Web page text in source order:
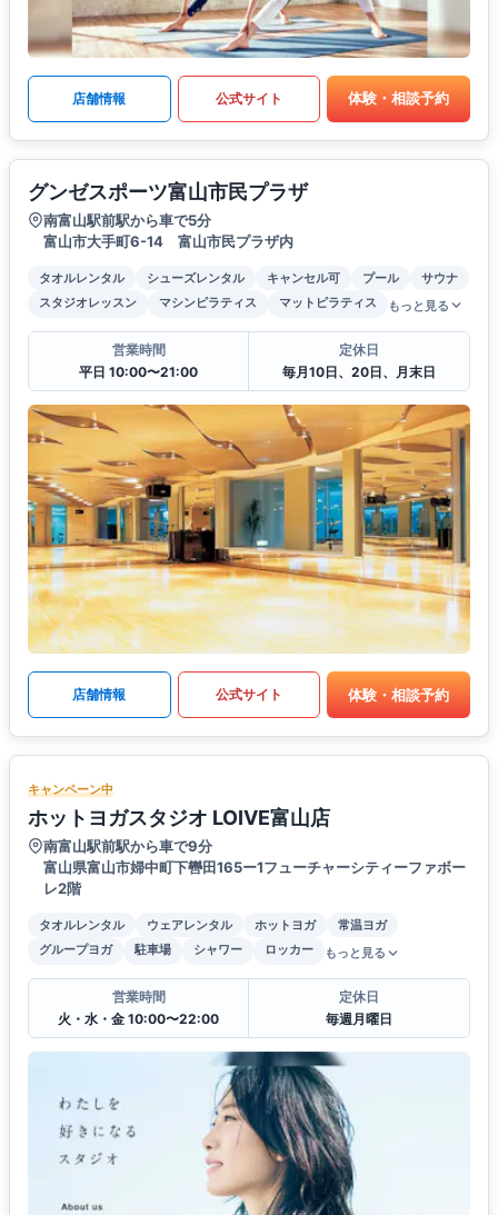
店舗情報 公式サイト 体験・相談予約
グンゼスポーツ富山市民プラザ
南富山駅前駅から車で5分
富山市大手町6-14 富山市民プラザ内
タオルレンタル シューズレンタル キャンセル可 プール
サウナ
スタジオレッスン
マシンピラティス マットピラティス もっと見る
営業時間
平日 10:00〜21:00
定休日
毎月10日、20日、月末日
店舗情報 公式サイト 体験・相談予約
キャンペーン中
ホットヨガスタジオ LOIVE富山店
南富山駅前駅から車で9分
富山県富山市婦中町下轡田165ー1フューチャーシティーファボー
レ2階
タオルレンタル ウェアレンタル ホットヨガ
常温ヨガ
グループヨガ
駐車場 シャワー ロッカー もっと見る
営業時間
火・水・金 10:00〜22:00
定休日
毎週月曜日